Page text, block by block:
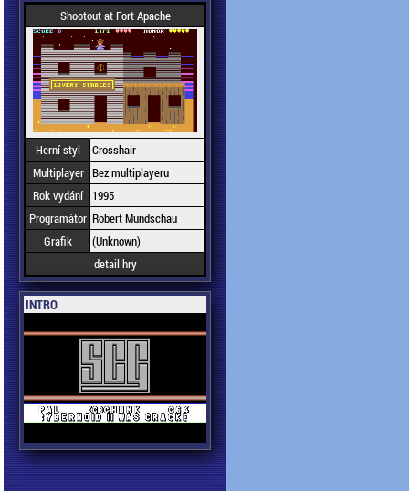
Shootout at Fort Apache
Herní styl
Crosshair
Multiplayer Bez multiplayeru
Rok vydání
1995
Programátor Robert Mundschau
Grafik
(Unknown)
detail hry
INTRO